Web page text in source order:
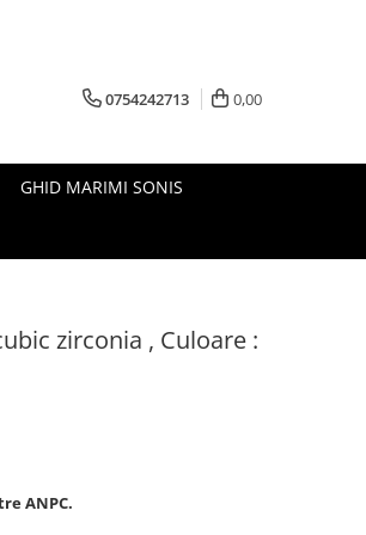
0754242713 0,00
GHID MARIMI SONIS
zirconia , Culoare :
ANPC.